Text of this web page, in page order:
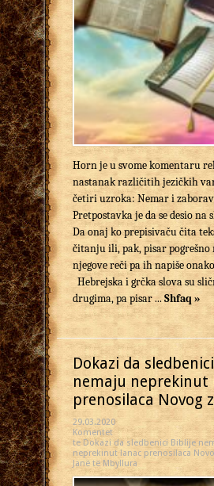
Horn je u svome komentaru
nastanak različitih jezičkih
četiri uzroka: Nemar i
Pretpostavka je da se desio na
Da onaj ko prepisivaču čita
čitanju ili, pak, pisar pogrešno
njegove reči pa ih napiše
Hebrejska i grčka slova su
drugima, pa pisar ...Shfaq »
Dokazi da
nemaju neprekinut
prenosilaca Novog
29.03.2020
Komentet
te Dokazi da sledbenici Biblije
neprekinut lanac prenosilaca
Janë të Mbyllura